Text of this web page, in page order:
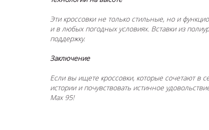
Эти кроссовки не только стильные, но и
и в любых погодных условиях. Вставки из
поддержку.
Заключение
Если вы ищете кроссовки, которые сочетают в
истории и почувствовать истинное
Max 95!